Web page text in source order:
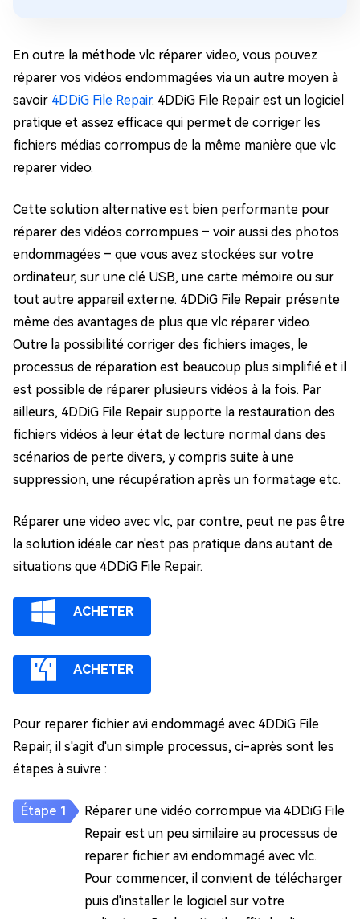
En outre la méthode vlc réparer video, vous pouvez
réparer vos vidéos endommagées via un autre moyen à
savoir 4DDiG File Repair. 4DDiG File Repair est un logiciel
pratique et assez efficace qui permet de corriger les
fichiers médias corrompus de la même manière que vlc
reparer video.
Cette solution alternative est bien performante pour
réparer des vidéos corrompues – voir aussi des photos
endommagées – que vous avez stockées sur votre
ordinateur, sur une clé USB, une carte mémoire ou sur
tout autre appareil externe. 4DDiG File Repair présente
même des avantages de plus que vlc réparer video.
Outre la possibilité corriger des fichiers images, le
processus de réparation est beaucoup plus simplifié et il
est possible de réparer plusieurs vidéos à la fois. Par
ailleurs, 4DDiG File Repair supporte la restauration des
fichiers vidéos à leur état de lecture normal dans des
scénarios de perte divers, y compris suite à une
suppression, une récupération après un formatage etc.
Réparer une video avec vlc, par contre, peut ne pas être
la solution idéale car n'est pas pratique dans autant de
situations que 4DDiG File Repair.
ACHETER
ACHETER
Pour reparer fichier avi endommagé avec 4DDiG File
Repair, il s'agit d'un simple processus, ci-après sont les
étapes à suivre :
Réparer une vidéo corrompue via 4DDiG File
Repair est un peu similaire au processus de
reparer fichier avi endommagé avec vlc.
Pour commencer, il convient de télécharger
puis d'installer le logiciel sur votre